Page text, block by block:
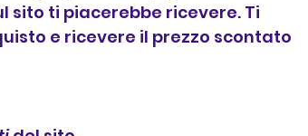
sito ti piacerebbe ricevere. Ti
e ricevere il prezzo scontato